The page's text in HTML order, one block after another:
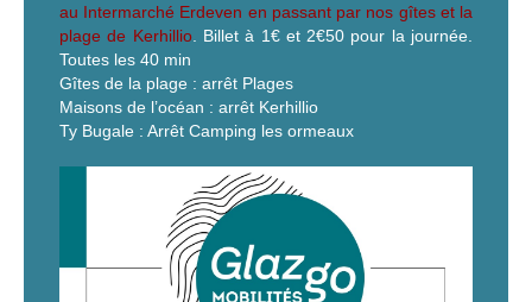
au Intermarché Erdeven en passant par nos gîtes et la
plage de Kerhillio. Billet à 1€ et 2€50 pour la journée.
Toutes les 40 min
Gîtes de la plage : arrêt Plages
Maisons de l’océan : arrêt Kerhillio
Ty Bugale : Arrêt Camping les ormeaux